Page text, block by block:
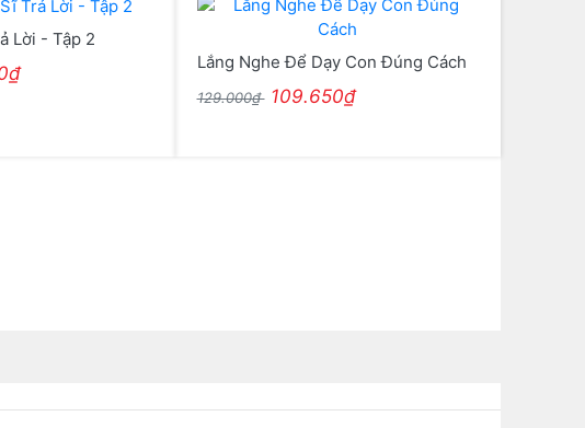
Lời - Tập 2
Lắng Nghe Để Dạy Con Đúng Cách
129.000₫ 109.650₫